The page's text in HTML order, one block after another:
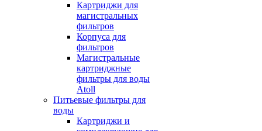
Картриджи для
магистральных
фильтров
Корпуса для
фильтров
Магистральные
картриджные
фильтры для воды
Atoll
Питьевые фильтры для
воды
Картриджи и